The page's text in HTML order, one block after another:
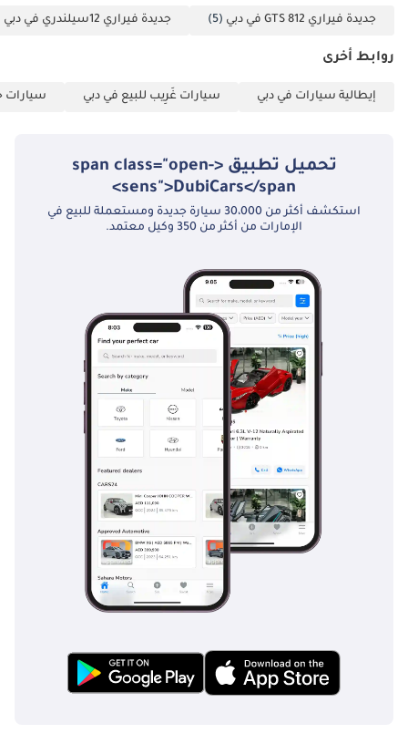
أنها ستنال إعجاب
أعلى مستويات الأداء
فيراري
جديدة فيراري 812 GTS في دبي (5) جديدة فيراري 12سيلندري في دبي
روابط أخرى
إيطالية سيارات في دبي سيارات غَرِيب للبيع في دبي سيارات
تحميل تطبيق <span class="open-
sens">DubiCars</span>
استكشف أكثر من 30،000 سيارة جديدة ومستعملة للبيع في
الإمارات من أكثر من 350 وكيل معتمد.
فرصة نادرة لامتلاك واحدة من أسرع السيارات الإنتاجية في العالم.
تم إنشاء هذه الإحصاءات بواسطة الذكاء الاصطناعي اعتماداً على بيانات